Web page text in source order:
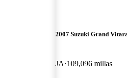
2007 Suzuki Grand
JA 109,096 millas